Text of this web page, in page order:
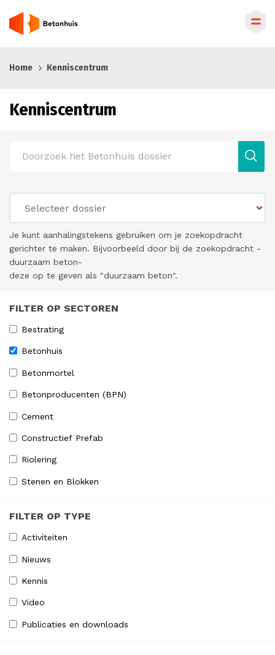
en
de
inhoud
Home Kenniscentrum
Kenniscentrum
Je kunt aanhalingstekens gebruiken om je zoekopdracht
gerichter te maken. Bijvoorbeeld door bij de zoekopdracht -
duurzaam beton-
deze op te geven als "duurzaam beton".
FILTER OP SECTOREN
Bestrating
Betonhuis
Betonmortel
Betonproducenten (BPN)
Cement
Constructief Prefab
Riolering
Stenen en Blokken
FILTER OP TYPE
Activiteiten
Nieuws
Kennis
Video
Publicaties en downloads